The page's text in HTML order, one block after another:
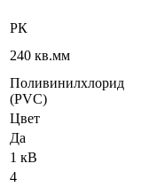
РК
240 кв.мм
Поливинилхлорид
(PVC)
Цвет
Да
1 кВ
4